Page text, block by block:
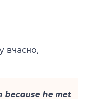
вчасно,
because he met